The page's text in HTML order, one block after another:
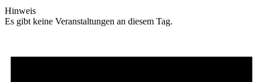
Hinweis
Es gibt keine Veranstaltungen an diesem Tag.